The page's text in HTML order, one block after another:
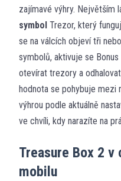
zajímavé výhry. Největším
symbol Trezor, který
se na válcích objeví tři
symbolů, aktivuje se
otevírat trezory a
hodnota se pohybuje mezi
výhrou podle aktuálně
ve chvíli, kdy narazíte na
Treasure Box 2 v
mobilu